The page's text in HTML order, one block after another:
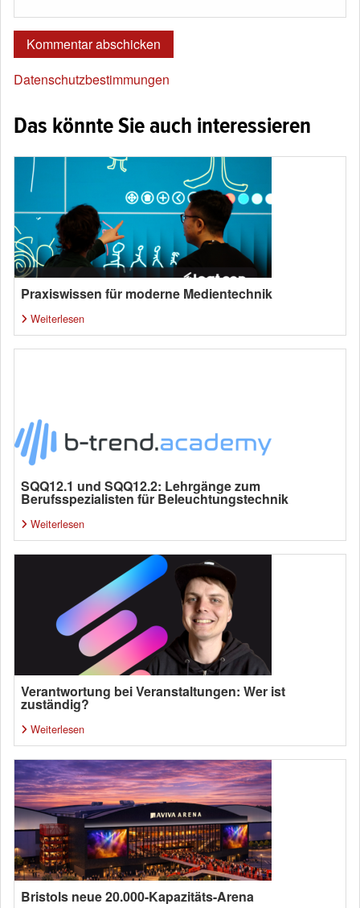
Datenschutzbestimmungen
Das könnte Sie auch interessieren
Praxiswissen für moderne Medientechnik
Weiterlesen
SQQ12.1 und SQQ12.2: Lehrgänge zum
Berufsspezialisten für Beleuchtungstechnik
Weiterlesen
Verantwortung bei Veranstaltungen: Wer ist
zuständig?
Weiterlesen
Bristols neue 20.000-Kapazitäts-Arena